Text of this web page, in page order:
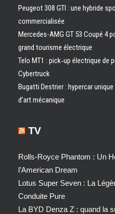
Peugeot 308 GTI : une hybride
commercialisée
Mercedes-AMG GT 53 Coupé 4
grand tourisme électrique
Telo MT1 : pick‑up électrique de
Cybertruck
Bugatti Destrier : hypercar
d’art mécanique
TV
Rolls-Royce Phantom : Un
l’American Dream
Lotus Super Seven : La
Conduite Pure
La BYD Denza Z : quand la